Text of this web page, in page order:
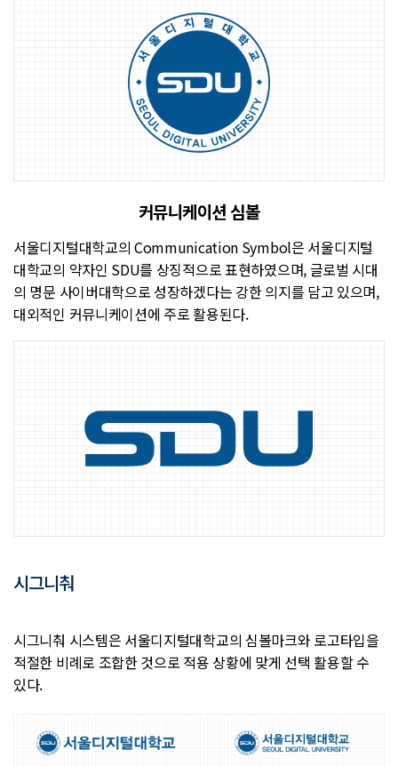
커뮤니케이션 심볼
서울디지털대학교의 Communication Symbol은 서울디지털
대학교의 약자인 SDU를 상징적으로 표현하였으며, 글로벌 시대
의 명문 사이버대학으로 성장하겠다는 강한 의지를 담고 있으며,
대외적인 커뮤니케이션에 주로 활용된다.
시그니춰
시그니춰 시스템은 서울디지털대학교의 심볼마크와 로고타입을
적절한 비례로 조합한 것으로 적용 상황에 맞게 선택 활용할 수
있다.